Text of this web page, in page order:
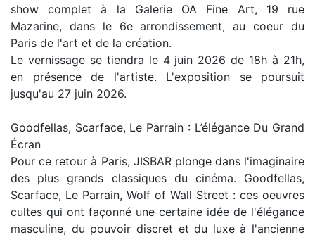
show complet à la Galerie OA Fine Art, 19 rue
Mazarine, dans le 6e arrondissement, au coeur du
Paris de l'art et de la création.
Le vernissage se tiendra le 4 juin 2026 de 18h à 21h,
en présence de l'artiste. L'exposition se poursuit
jusqu'au 27 juin 2026.
Goodfellas, Scarface, Le Parrain : L’élégance Du Grand
Écran
Pour ce retour à Paris, JISBAR plonge dans l'imaginaire
des plus grands classiques du cinéma. Goodfellas,
Scarface, Le Parrain, Wolf of Wall Street : ces oeuvres
cultes qui ont façonné une certaine idée de l'élégance
masculine, du pouvoir discret et du luxe à l'ancienne